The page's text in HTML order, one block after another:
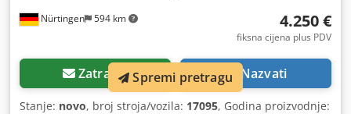
Nürtingen 594 km 4.250 €
fiksna cijena plus PDV
Zatražiti Nazvati
Stanje: novo, broj stroja/vozila: 17095, Godina proizvodnje:
Spremi pretragu